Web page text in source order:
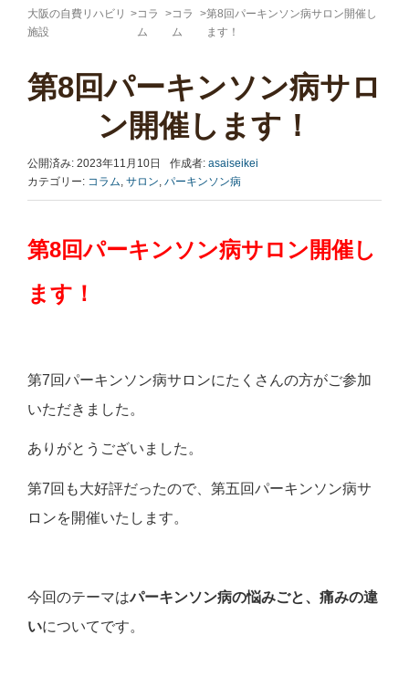
大阪の自費リハビリ
施設
>コラ
ム
>コラ
ム
>第8回パーキンソン病サロン開催し
ます！
第8回パーキンソン病サロ
ン開催します！
公開済み: 2023年11月10日 作成者: asaiseikei
カテゴリー: コラム サロン パーキンソン病
第8回パーキンソン病サロン開催し
ます！
第7回パーキンソン病サロンにたくさんの方がご参加
いただきました。
ありがとうございました。
第7回も大好評だったので、第五回パーキンソン病サ
ロンを開催いたします。
今回のテーマはパーキンソン病の悩みごと、痛みの違
いについてです。